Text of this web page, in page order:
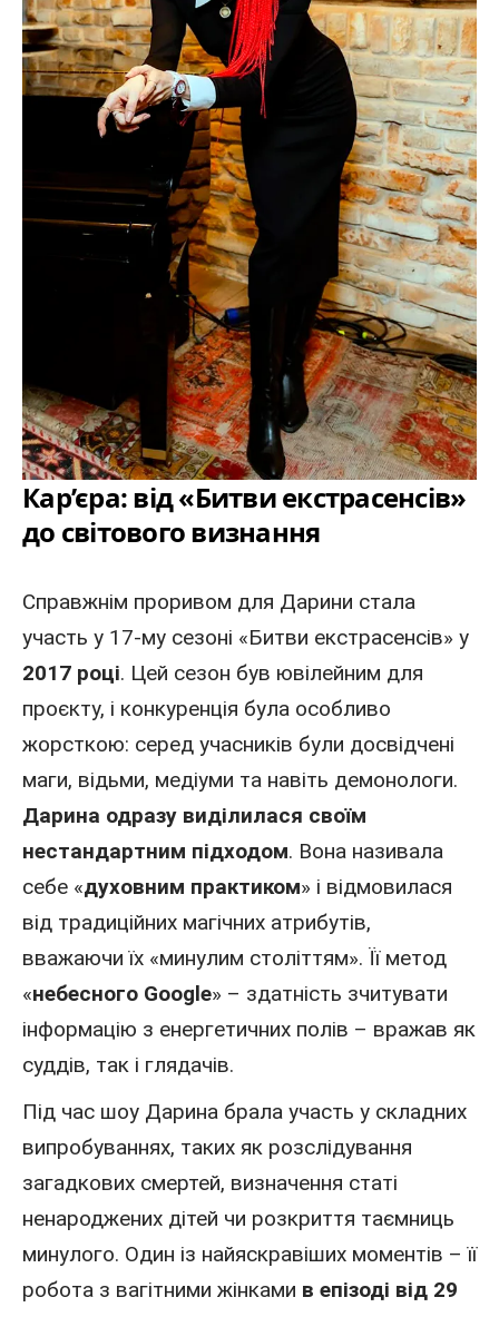
Кар’єра: від «Битви екстрасенсів»
до світового визнання
Справжнім проривом для Дарини стала
участь у 17-му сезоні «Битви екстрасенсів» у
2017 році. Цей сезон був ювілейним для
проєкту, і конкуренція була особливо
жорсткою: серед учасників були досвідчені
маги, відьми, медіуми та навіть демонологи.
Дарина одразу виділилася своїм
нестандартним підходом. Вона називала
себе «духовним практиком» і відмовилася
від традиційних магічних атрибутів,
вважаючи їх «минулим століттям». Її метод
«небесного Google» – здатність зчитувати
інформацію з енергетичних полів – вражав як
суддів, так і глядачів.
Під час шоу Дарина брала участь у складних
випробуваннях, таких як розслідування
загадкових смертей, визначення статі
ненароджених дітей чи розкриття таємниць
минулого. Один із найяскравіших моментів – її
робота з вагітними жінками в епізоді від 29